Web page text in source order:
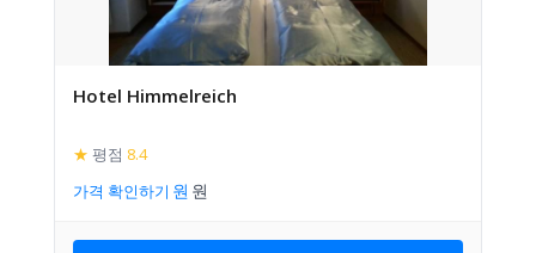
Hotel Himmelreich
★ 평점 8.4
가격 확인하기